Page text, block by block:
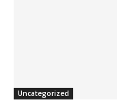
Uncategorized